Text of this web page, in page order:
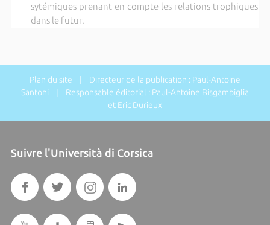
sytémiques prenant en compte les relations trophiques
dans le futur.
Plan du site | Directeur de la publication : Paul-Antoine
Santoni | Responsable éditorial : Paul-Antoine Bisgambiglia
et Eric Durieux
Suivre l'Università di Corsica